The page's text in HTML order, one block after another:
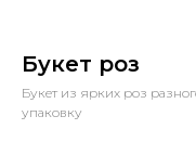
Букет роз
Букет из ярких роз
упаковку